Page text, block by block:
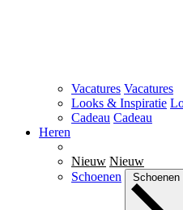
Vacatures Vacatures
Looks & Inspiratie
Cadeau Cadeau
Heren
Nieuw Nieuw
Schoenen
Schoenen